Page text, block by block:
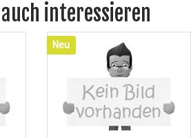
auch interessieren
Neu